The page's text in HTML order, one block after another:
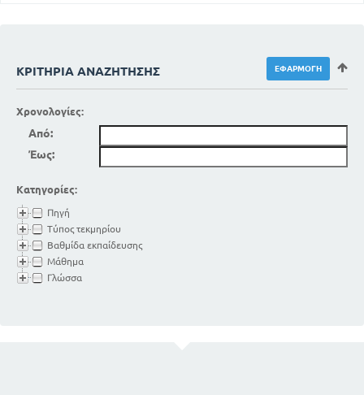
ΚΡΙΤΉΡΙΑ ΑΝΑΖΉΤΗΣΗΣ
Χρονολογίες:
Από:
Έως:
Κατηγορίες:
Πηγή
Τύπος τεκμηρίου
Βαθμίδα εκπαίδευσης
Μάθημα
Γλώσσα